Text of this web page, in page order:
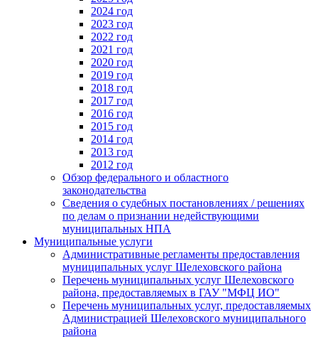
2024 год
2023 год
2022 год
2021 год
2020 год
2019 год
2018 год
2017 год
2016 год
2015 год
2014 год
2013 год
2012 год
Обзор федерального и областного
законодательства
Сведения о судебных постановлениях / решениях
по делам о признании недействующими
муниципальных НПА
Муниципальные услуги
Административные регламенты предоставления
муниципальных услуг Шелеховского района
Перечень муниципальных услуг Шелеховского
района, предоставляемых в ГАУ "МФЦ ИО"
Перечень муниципальных услуг, предоставляемых
Администрацией Шелеховского муниципального
района